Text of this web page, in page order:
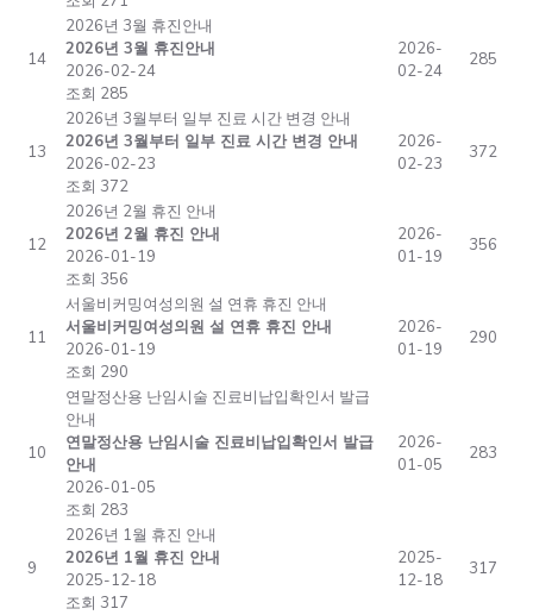
14
2026년 3월 휴진안내
2026년 3월 휴진안내
2026-02-24
조회 285
2026-
02-24
285
13
2026년 3월부터 일부 진료 시간 변경 안내
2026년 3월부터 일부 진료 시간 변경 안내
2026-02-23
조회 372
2026-
02-23
372
12
2026년 2월 휴진 안내
2026년 2월 휴진 안내
2026-01-19
조회 356
2026-
01-19
356
11
서울비커밍여성의원 설 연휴 휴진 안내
서울비커밍여성의원 설 연휴 휴진 안내
2026-01-19
조회 290
2026-
01-19
290
10
연말정산용 난임시술 진료비납입확인서 발급
안내
연말정산용 난임시술 진료비납입확인서 발급
안내
2026-01-05
조회 283
2026-
01-05
283
9
2026년 1월 휴진 안내
2026년 1월 휴진 안내
2025-12-18
조회 317
2025-
12-18
317